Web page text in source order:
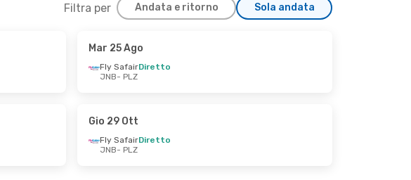
Filtra per Andata e ritorno Sola andata
Mar 25 Ago
Fly SafairDiretto
JNB- PLZ
Gio 29 Ott
Fly SafairDiretto
JNB- PLZ